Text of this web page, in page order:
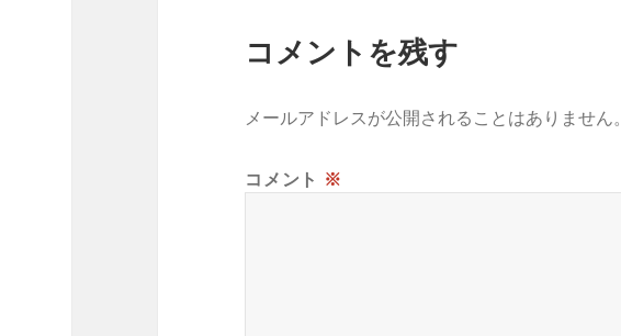
コメントを残す
メールアドレスが公開されることはありません。
コメント ※